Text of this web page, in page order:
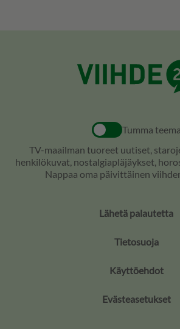
Tumma teema
TV-maailman tuoreet uutiset,
henkilökuvat, nostalgiapläjäykset,
Nappaa oma päivittäinen
Lähetä palautetta
Tietosuoja
Käyttöehdot
Evästeasetukset